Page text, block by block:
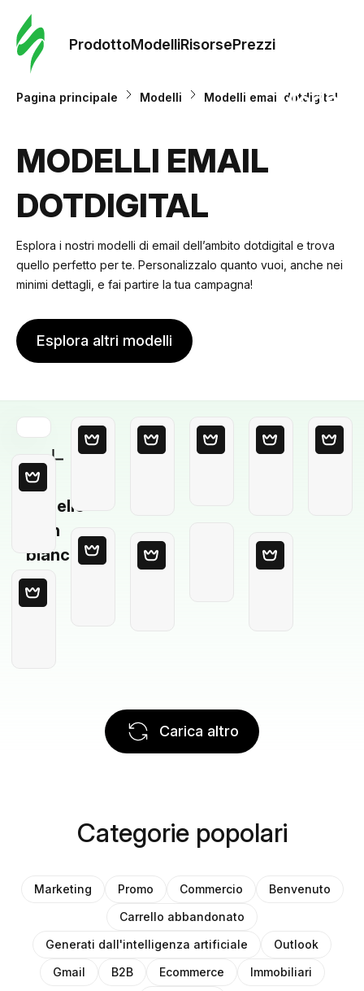
ProdottoModelliRisorsePrezzi
Modelli
Pagina principale Modelli Modelli email dotdigital
MODELLI EMAIL
DOTDIGITAL
Esplora i nostri modelli di email dell’ambito dotdigital e trova
quello perfetto per te. Personalizzalo quanto vuoi, anche nei
minimi dettagli, e fai partire la tua campagna!
Esplora altri modelli
Modello
in
bianco
Carica altro
Categorie popolari
Marketing Promo Commercio
Benvenuto
Carrello abbandonato
Generati dall'intelligenza artificiale
Outlook
Gmail
B2B Ecommerce
Immobiliari